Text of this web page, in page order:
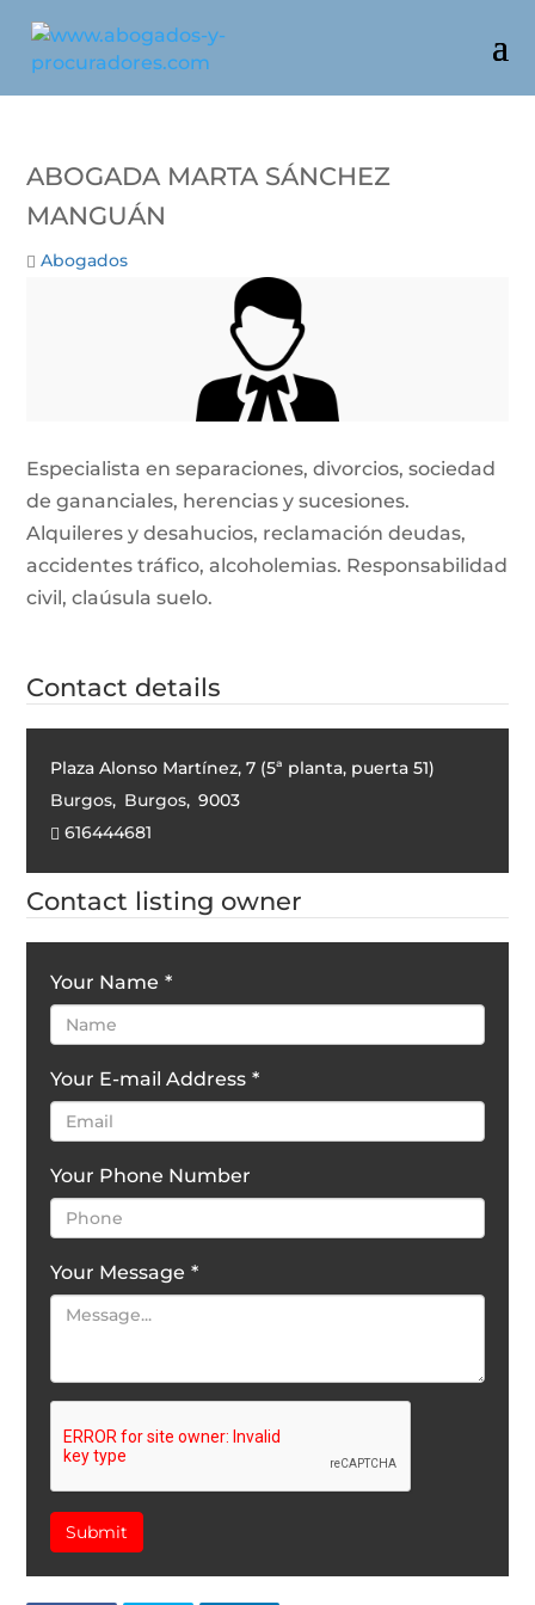
Abogada Marta Sánchez
Manguán
Abogados
Especialista en separaciones, divorcios, sociedad
de gananciales, herencias y sucesiones.
Alquileres y desahucios, reclamación deudas,
accidentes tráfico, alcoholemias. Responsabilidad
civil, claúsula suelo.
Contact details
Plaza Alonso Martínez, 7 (5ª planta, puerta 51)
Burgos, Burgos, 9003
616444681
Contact listing owner
Your Name *
Your E-mail Address *
Your Phone Number
Your Message *
Submit